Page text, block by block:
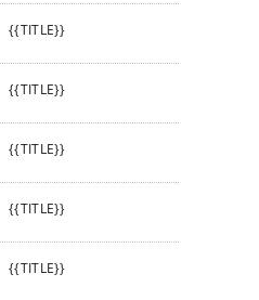
{{TITLE}}
{{TITLE}}
{{TITLE}}
{{TITLE}}
{{TITLE}}